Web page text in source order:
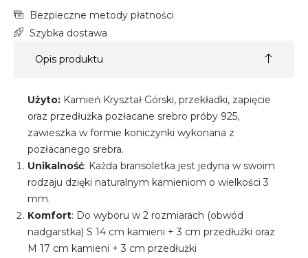
Bezpieczne metody płatności
Szybka dostawa
Opis produktu
Użyto: Kamień Kryształ Górski, przekładki, zapięcie
oraz przedłużka pozłacane srebro próby 925,
zawieszka w formie koniczynki wykonana z
pozłacanego srebra.
Unikalność: Każda bransoletka jest jedyna w swoim
rodzaju dzięki naturalnym kamieniom o wielkości 3
mm.
Komfort: Do wyboru w 2 rozmiarach (obwód
nadgarstka) S 14 cm kamieni + 3 cm przedłużki oraz
M 17 cm kamieni + 3 cm przedłużki